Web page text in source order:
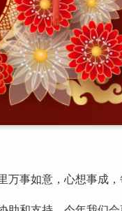
事如意，心想事成，